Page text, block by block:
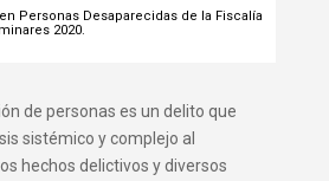
Personas Desaparecidas de la Fiscalía
2020.
de personas es un delito que
sistémico y complejo al
hechos delictivos y diversos